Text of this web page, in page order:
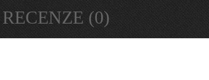
RECENZE (0)